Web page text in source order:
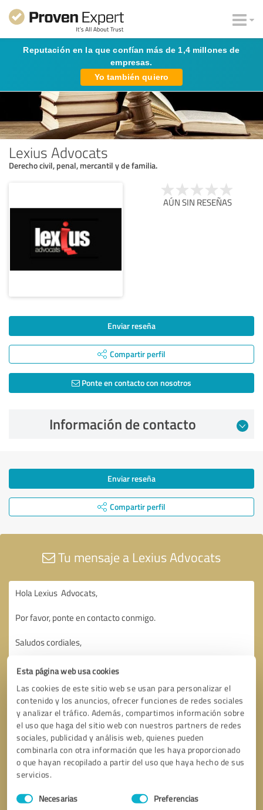
Esta página web usa cookies
Las cookies de este sitio web se usan para personalizar el
contenido y los anuncios, ofrecer funciones de redes sociales
y analizar el tráfico. Además, compartimos información sobre
el uso que haga del sitio web con nuestros partners de redes
sociales, publicidad y análisis web, quienes pueden
combinarla con otra información que les haya proporcionado
o que hayan recopilado a partir del uso que haya hecho de sus
servicios.
Selección
de
Necesarias Preferencias
Reputación en la que confían más de 1,4 millones de
empresas.
Yo también quiero
Lexius Advocats
Derecho civil, penal, mercantil y de familia.
AÚN SIN RESEÑAS
Enviar reseña
Compartir perfil
Ponte en contacto con nosotros
Información de contacto
Enviar reseña
Compartir perfil
Tu mensaje a Lexius Advocats